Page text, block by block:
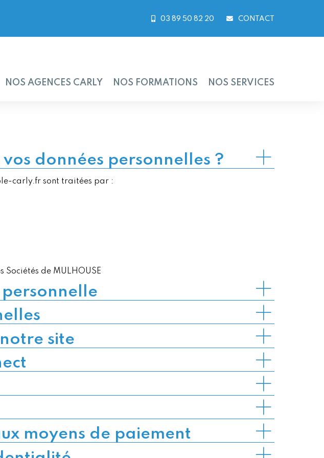
03 89 50 82 20 CONTACT
NOS AGENCES CARLY NOS FORMATIONS NOS SERVICES
données personnelles ?
carly.fr sont traitées par :
Sociétés de MULHOUSE
site
moyens de paiement